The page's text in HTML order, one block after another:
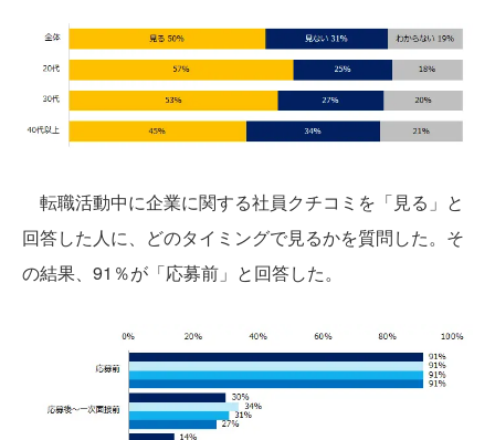
転職活動中に企業に関する社員クチコミを「見る」と
回答した人に、どのタイミングで見るかを質問した。そ
の結果、91％が「応募前」と回答した。